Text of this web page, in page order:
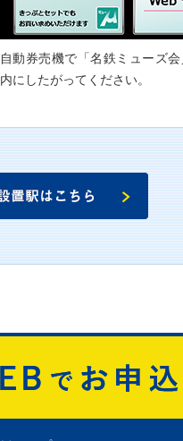
自動券売機で「名鉄ミューズ
内にしたがってください。